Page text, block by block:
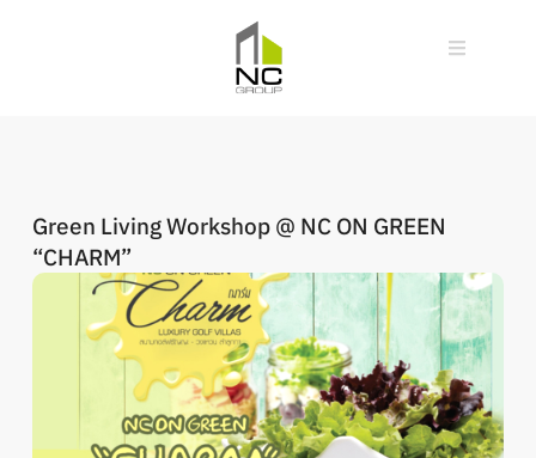
Green Living Workshop @ NC ON GREEN
“CHARM”